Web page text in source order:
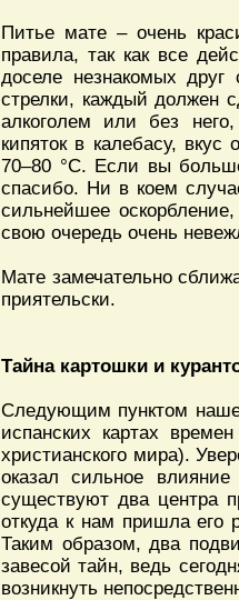
Питье мате – очень
правила, так как все
доселе незнакомых
стрелки, каждый должен
алкоголем или без
кипяток в калебасу,
70–80 °С. Если вы
спасибо. Ни в коем
сильнейшее
свою очередь очень
Мате замечательно
приятельски.
Тайна картошки и
Следующим пунктом
испанских картах
христианского мира).
оказал сильное
существуют два центра
откуда к нам пришла его
Таким образом, два
завесой тайн, ведь
возникнуть